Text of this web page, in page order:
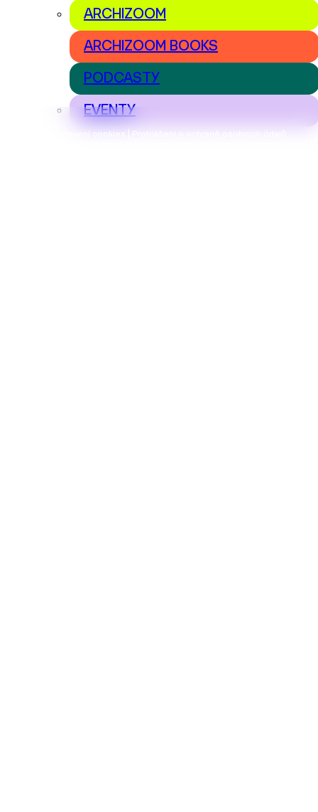
Nastavení cookies | Prohlášení o ochraně osobních údajů
ARCHIZOOM
ARCHIZOOM BOOKS
PODCASTY
EVENTY